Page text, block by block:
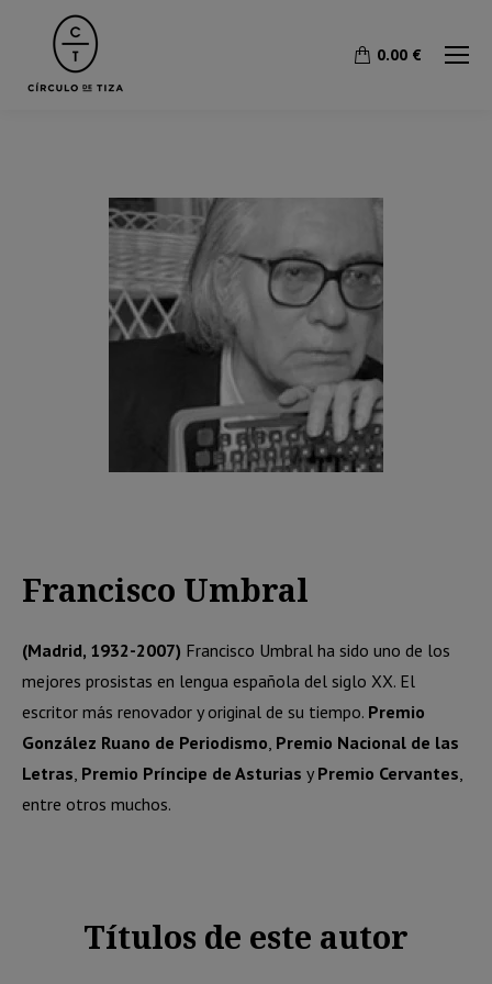
0.00 €
Francisco Umbral
(Madrid, 1932-2007) Francisco Umbral ha sido uno de los
mejores prosistas en lengua española del siglo XX. El
escritor más renovador y original de su tiempo. Premio
González Ruano de Periodismo, Premio Nacional de las
Letras, Premio Príncipe de Asturias y Premio Cervantes,
entre otros muchos.
Títulos de este autor